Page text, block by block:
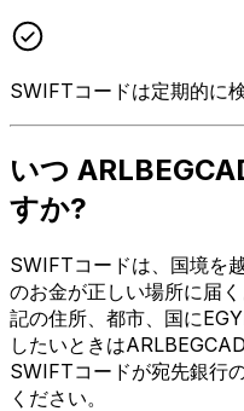
SWIFTコードは定期的に
いつ
すか?
SWIFTコードは、国境を
のお金が正しい場所に届
記の住所、都市、国に
したいときは
SWIFTコードが宛先銀行
ください。